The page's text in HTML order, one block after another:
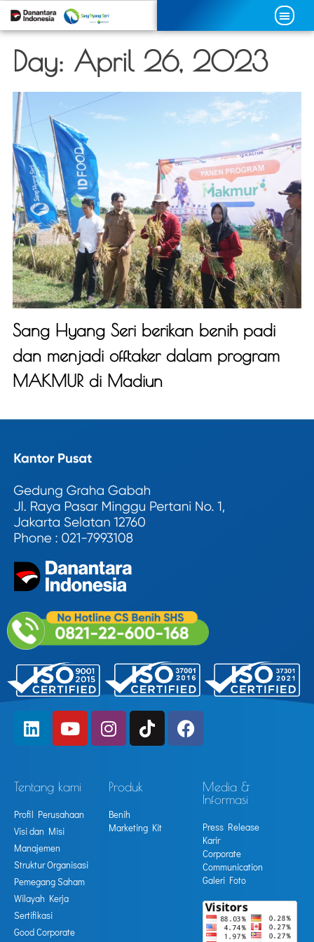
Day: April 26, 2023
Sang Hyang Seri berikan benih padi
dan menjadi offtaker dalam program
MAKMUR di Madiun
Tentang kami
Profil Perusahaan
Visi dan Misi
Manajemen
Struktur Organisasi
Pemegang Saham
Wilayah Kerja
Sertifikasi
Good Corporate
Produk
Benih
Marketing Kit
Media &
Informasi
Press Release
Karir
Corporate
Communication
Galeri Foto